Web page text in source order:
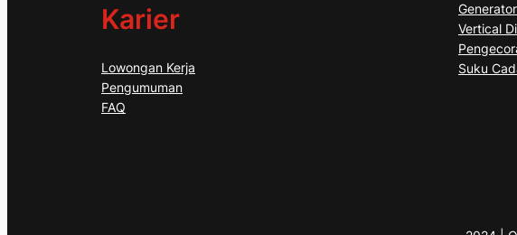
Karier
Lowongan Kerja
Pengumuman
FAQ
Vertical
Suku